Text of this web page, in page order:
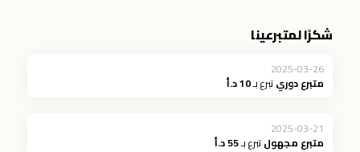
شكرًا لمتبرعينا
2025-03-26
متبرع دوريتبرع بـ10 د.أ
2025-03-21
متبرع مجهولتبرع بـ55 د.أ